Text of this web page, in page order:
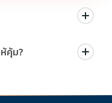
บัตรเครดิตตามเงื่อนไขที่
นรายการทัวร์แต่ละ
คุ้ม?
อย่างเดียว